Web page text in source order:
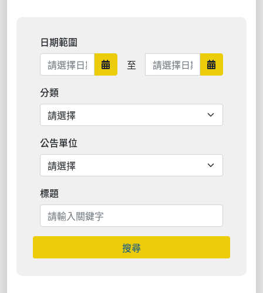
日期範圍
日期範圍開始
至 日期範圍結束 日期範圍
分類
公告單位
標題
搜尋